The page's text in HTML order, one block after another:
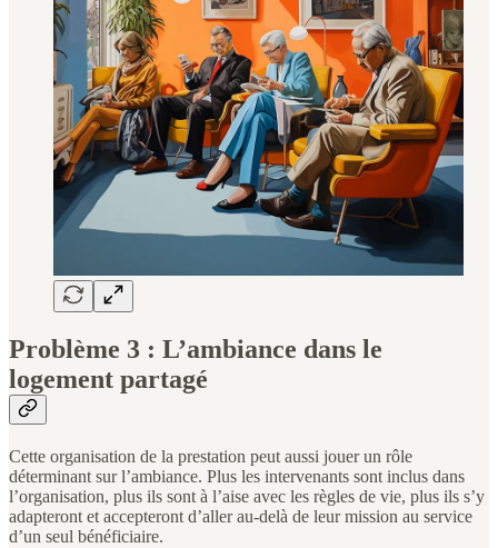
Problème 3 : L’ambiance dans le
logement partagé
Cette organisation de la prestation peut aussi jouer un rôle
déterminant sur l’ambiance. Plus les intervenants sont inclus dans
l’organisation, plus ils sont à l’aise avec les règles de vie, plus ils s’y
adapteront et accepteront d’aller au-delà de leur mission au service
d’un seul bénéficiaire.